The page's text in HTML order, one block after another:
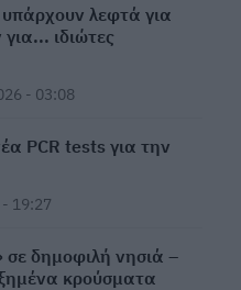
λεφτά για
ιδιώτες
- 03:08
PCR tests για την
19:27
δημοφιλή νησιά –
κρούσματα